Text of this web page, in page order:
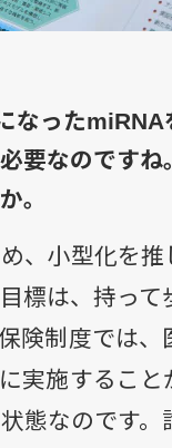
なったmiRNA
要なのです
。
、小型化を
標は、持っ
険制度では
実施するこ
態なのです